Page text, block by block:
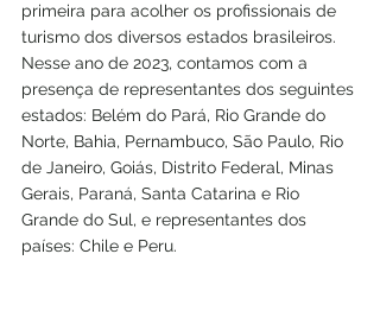
primeira para acolher os profissionais de
turismo dos diversos estados brasileiros.
Nesse ano de 2023, contamos com a
presença de representantes dos seguintes
estados: Belém do Pará, Rio Grande do
Norte, Bahia, Pernambuco, São Paulo, Rio
de Janeiro, Goiás, Distrito Federal, Minas
Gerais, Paraná, Santa Catarina e Rio
Grande do Sul, e representantes dos
países: Chile e Peru.